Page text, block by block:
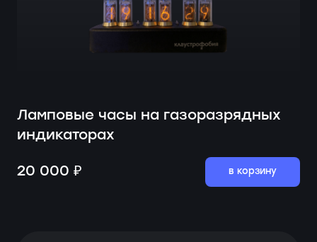
Ламповые часы на газоразрядных
индикаторах
20 000 ₽
в корзину